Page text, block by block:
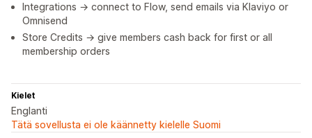
Integrations → connect to Flow, send emails via Klaviyo or
Omnisend
Store Credits → give members cash back for first or all
membership orders
Kielet
Englanti
Tätä sovellusta ei ole käännetty kielelle Suomi